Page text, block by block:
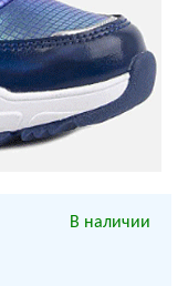
В наличии